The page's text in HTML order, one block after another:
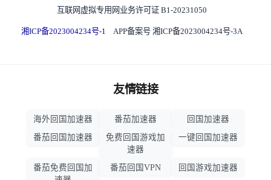
互联网虚拟专用网业务许可证 B1-20231050
湘ICP备2023004234号-1 APP备案号 湘ICP备2023004234号-3A
友情链接
海外回国加速器 番茄加速器
回国加速器
番茄回国加速器
免费回国游戏加
速器
一键回国加速器
番茄免费回国加
番茄回国VPN 回国游戏加速器